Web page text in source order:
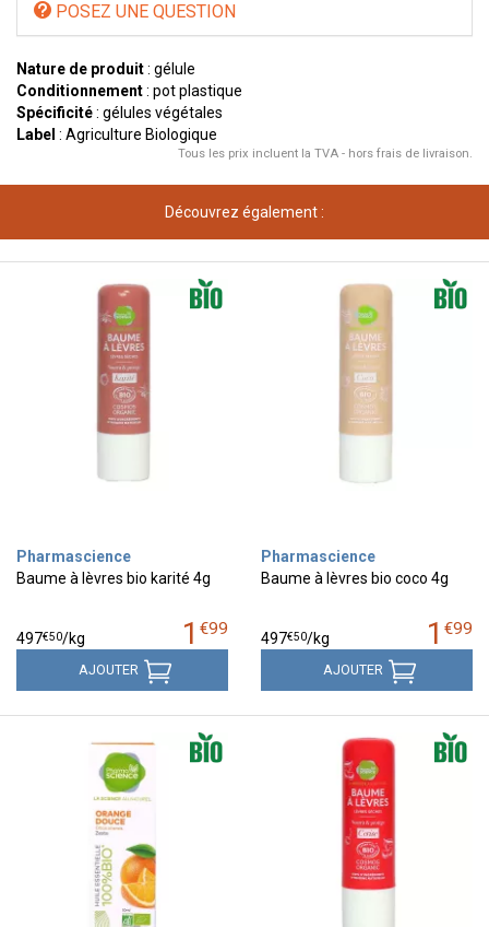
POSEZ UNE QUESTION
Nature de produit: gélule
Conditionnement: pot plastique
Spécificité: gélules végétales
Label : Agriculture Biologique
Tous les prix incluent la TVA - hors frais de livraison.
Découvrez également :
Pharmascience
Baume à lèvres bio karité 4g
1 €99
497€50/kg
AJOUTER
Pharmascience
Baume à lèvres bio coco 4g
1 €99
497€50/kg
AJOUTER